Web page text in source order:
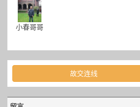
小春哥哥
故交连线